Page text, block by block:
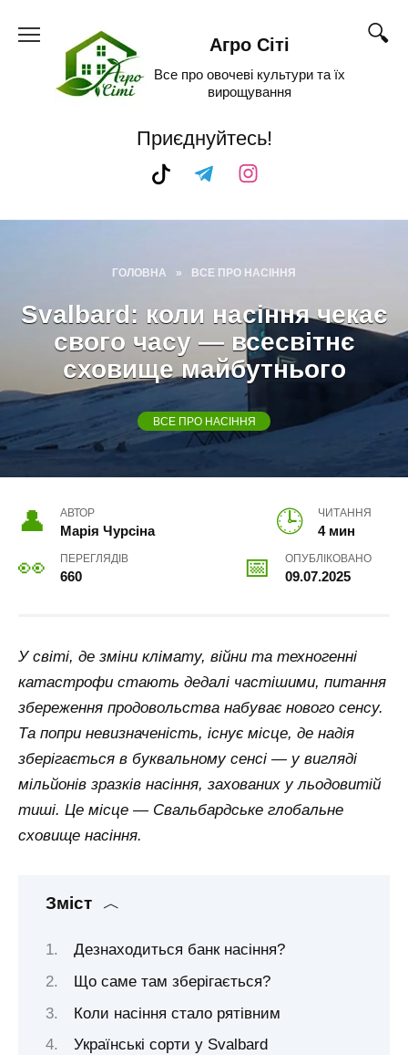
Агро Сіті
Все про овочеві культури та їх
вирощування
Приєднуйтесь!
ГОЛОВНА » ВСЕ ПРО НАСІННЯ
Svalbard: коли насіння чекає
свого часу — всесвітнє
сховище майбутнього
ВСЕ ПРО НАСІННЯ
АВТОР
Марія Чурсіна
ЧИТАННЯ
4 мин
ПЕРЕГЛЯДІВ
660
ОПУБЛІКОВАНО
09.07.2025
У світі, де зміни клімату, війни та техногенні
катастрофи стають дедалі частішими, питання
збереження продовольства набуває нового сенсу.
Та попри невизначеність, існує місце, де надія
зберігається в буквальному сенсі — у вигляді
мільйонів зразків насіння, захованих у льодовитій
тиші. Це місце — Свальбардське глобальне
сховище насіння.
Зміст
Дезнаходиться банк насіння?
Що саме там зберігається?
Коли насіння стало рятівним
Українські сорти у Svalbard